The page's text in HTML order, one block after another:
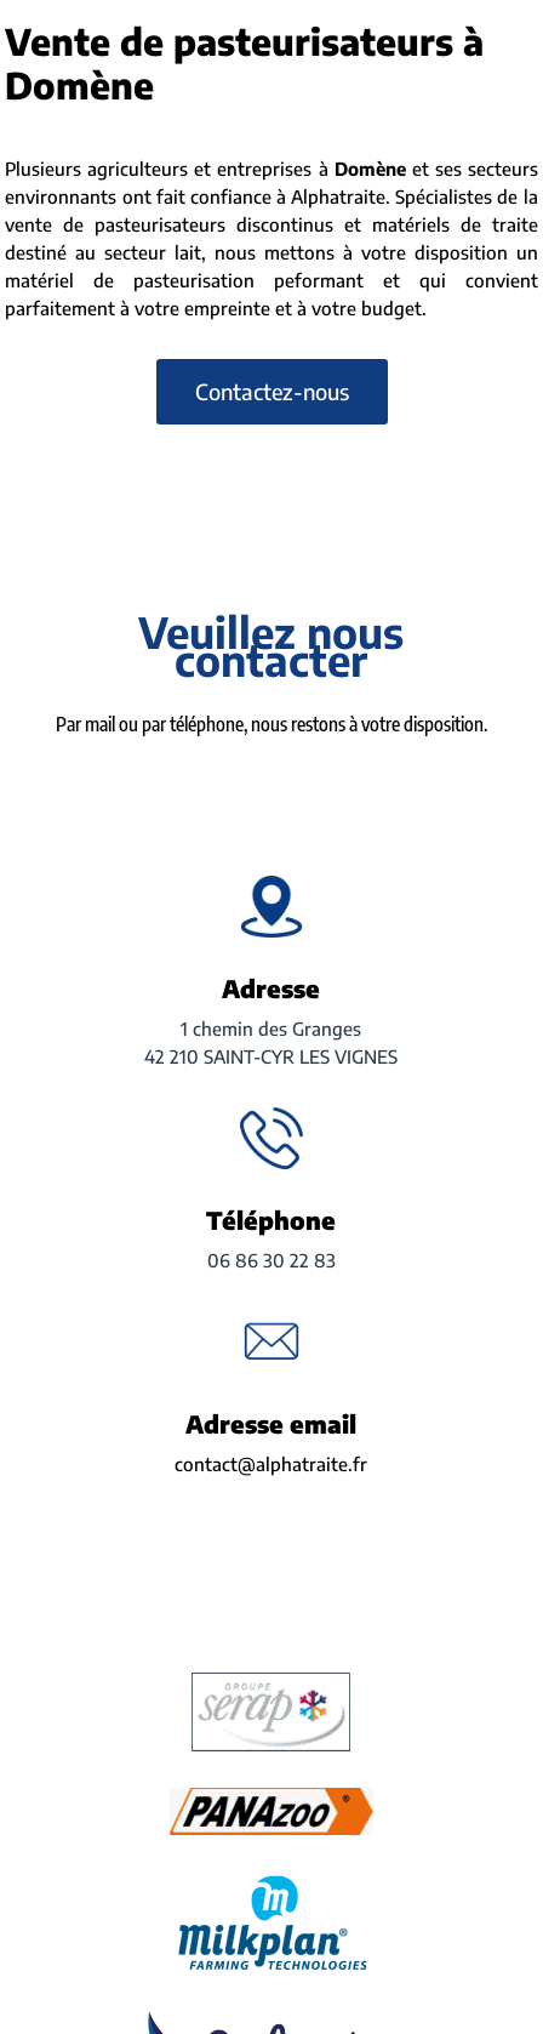
Vente de pasteurisateurs à
Domène
Plusieurs agriculteurs et entreprises à Domèneet ses secteurs
environnants ont fait confiance à Alphatraite. Spécialistes de la
vente de pasteurisateurs discontinus et matériels de traite
destiné au secteur lait, nous mettons à votre disposition un
matériel de pasteurisation peformant et qui convient
parfaitement à votre empreinte et à votre budget.
Contactez-nous
Veuillez nous
contacter
Par mail ou par téléphone, nous restons à votre disposition.
Adresse
1 chemin des Granges
42 210 SAINT-CYR LES VIGNES
Téléphone
06 86 30 22 83
Adresse email
contact@alphatraite.fr